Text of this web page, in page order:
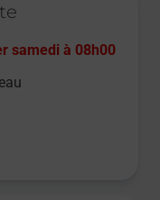
samedi à 08h00